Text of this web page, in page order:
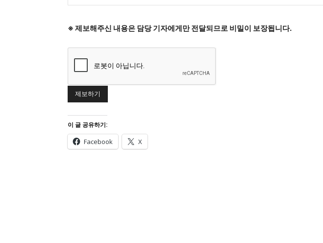
※ 제보해주신 내용은 담당 기자에게만 전달되므로 비밀이 보장됩니다.
이 글 공유하기:
Facebook X